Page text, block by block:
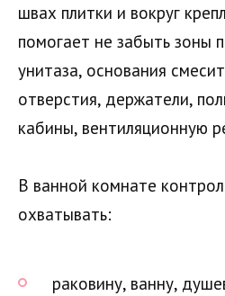
швах плитки и вокруг
помогает не забыть зоны
унитаза, основания
отверстия, держатели,
кабины, вентиляционную
В ванной комнате
охватывать:
раковину, ванну,